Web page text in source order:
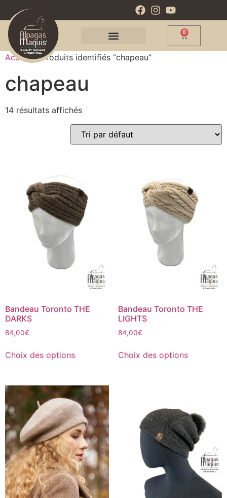
0
Accueil/ Produits identifiés “chapeau”
chapeau
14 résultats affichés
Bandeau Toronto THE
DARKS
84,00€
Choix des options
Bandeau Toronto THE
LIGHTS
84,00€
Choix des options